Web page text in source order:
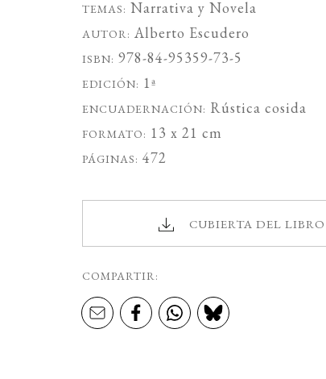
TEMAS: Narrativa yNovela
AUTOR: Alberto Escudero
ISBN: 978-84-95359-73-5
EDICIÓN: 1ª
ENCUADERNACIÓN: Rústica cosida
FORMATO: 13 x 21 cm
PÁGINAS: 472
CUBIERTA DEL LIBRO
COMPARTIR: